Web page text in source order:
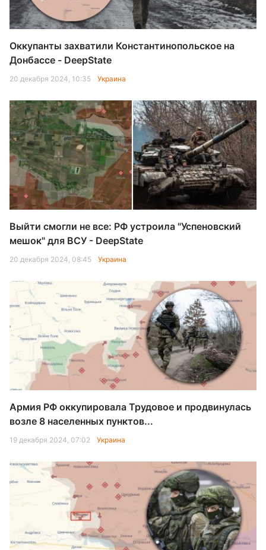
Оккупанты захватили Константинопольское на
Донбассе - DeepState
20 декабря 2024, 10:35 Украина
Выйти смогли не все: РФ устроила "Успеновский
мешок" для ВСУ - DeepState
20 декабря 2024, 08:45 Украина
Армия РФ оккупировала Трудовое и продвинулась
возле 8 населенных пунктов...
19 декабря 2024, 07:02 Украина